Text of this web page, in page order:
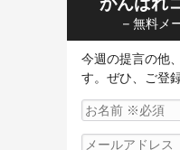
– 無料メ
今週の提言の他
す。ぜひ、ご登